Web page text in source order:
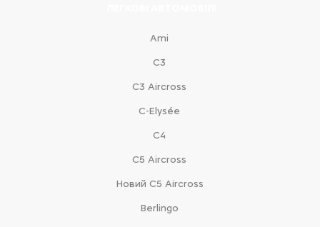
Ami
С3
С3 Aircross
C-Elysée
С4
С5 Aircross
Новий С5 Aircross
Berlingo